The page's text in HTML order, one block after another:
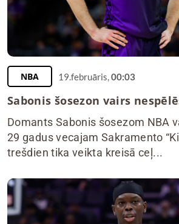
NBA 19.februāris,00:03
Sabonis šosezon vairs
Domants Sabonis šosezom NBA
29 gadus vecajam Sakramento
trešdien tika veikta kreisā ceļ...